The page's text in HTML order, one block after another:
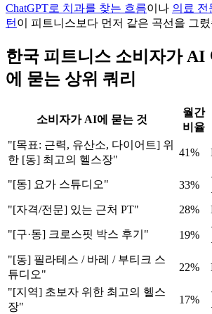
ChatGPT로 치과를 찾는 흐름이나 의료 전
턴 이 피트니스보다 먼저 같은 곡선을 그
한국 피트니스 소비자가 AI
에 묻는 상위 쿼리
소비자가 AI에 묻는 것
월간
비율
"[목표: 근력, 유산소, 다이어트] 위
한 [동] 최고의 헬스장"
41%
"[동] 요가 스튜디오" 33%
"[자격/전문] 있는 근처 PT"
28%
"[구·동] 크로스핏 박스 후기" 19%
"[동] 필라테스 / 바레 / 부티크 스
튜디오"
22%
"[지역] 초보자 위한 최고의 헬스
장"
17%